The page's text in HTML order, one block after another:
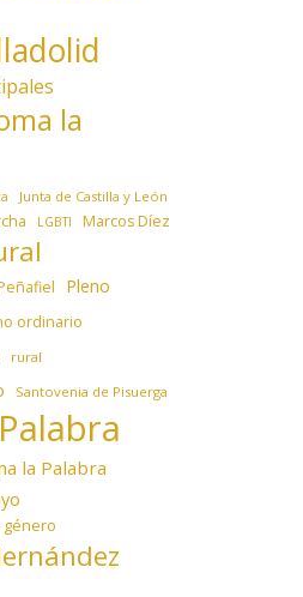
la
Junta de Castilla y León
LGBTI Marcos Díez
Pleno
ordinario
rural
Santovenia de Pisuerga
la Palabra
género